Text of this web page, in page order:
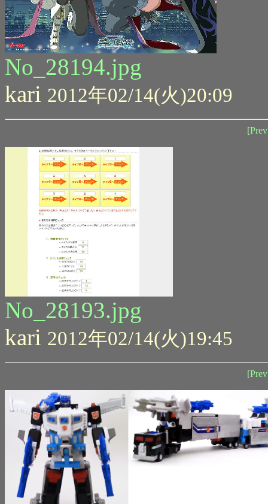
No_28194.jpg
kari 2012年02/14(火)20:09
No_28193.jpg
kari 2012年02/14(火)19:45